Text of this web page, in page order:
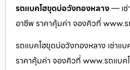
รถแบคโฮขุดบ่อวังทองหลาง— เช่
อาชีพ ราคาคุ้มค่า จองคิวที่ www.
รถแบคโฮขุดบ่อวังทองหลาง เช่าแ
ราคาคุ้มค่า จองคิวที่ www.รถแบ